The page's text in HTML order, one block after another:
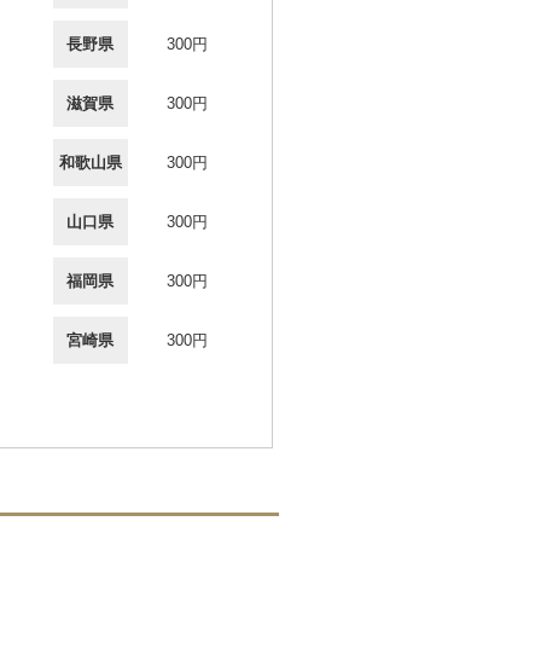
長野県 300円
滋賀県 300円
和歌山県 300円
山口県 300円
福岡県 300円
宮崎県 300円